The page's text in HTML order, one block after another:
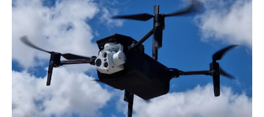
Explorer UAS
Versatilidad y portabilidad. Alta tecnología en formato
compacto.